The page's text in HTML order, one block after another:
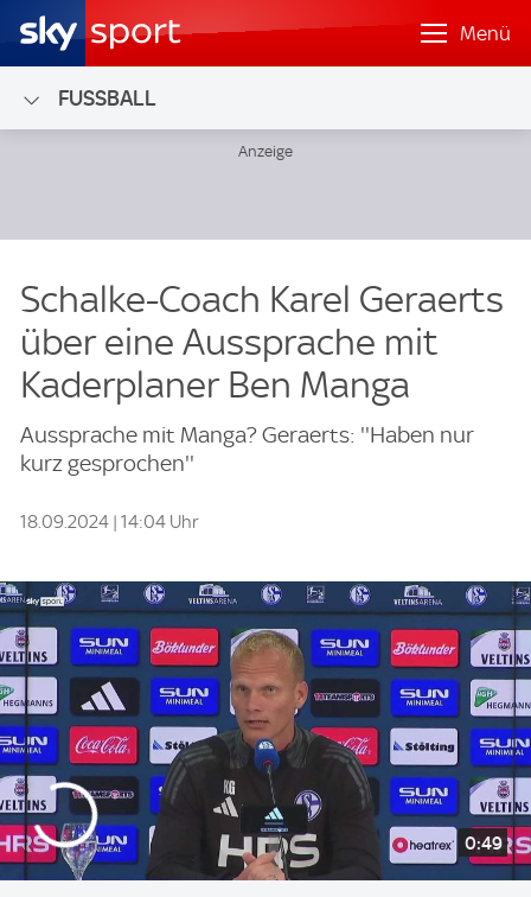
Menü
FUSSBALL
Schalke-Coach Karel Geraerts
über eine Aussprache mit
Kaderplaner Ben Manga
Aussprache mit Manga? Geraerts: ''Haben nur
kurz gesprochen''
18.09.2024 | 14:04 Uhr
0:49